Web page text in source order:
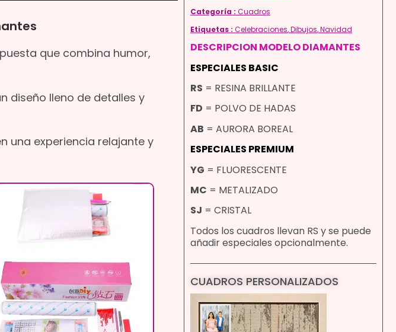
que combina humor,
diseño lleno de detalles y
una experiencia relajante y
Categoría : Cuadros
Etiquetas : Celebraciones,Dibujos,Navidad
DESCRIPCION MODELO DIAMANTES
ESPECIALES BASIC
RS = RESINA BRILLANTE
FD = POLVO DE HADAS
AB = AURORA BOREAL
ESPECIALES PREMIUM
YG = FLUORESCENTE
MC = METALIZADO
SJ = CRISTAL
Todos los cuadros llevan RS y se puede
añadir especiales opcionalmente.
CUADROS PERSONALIZADOS